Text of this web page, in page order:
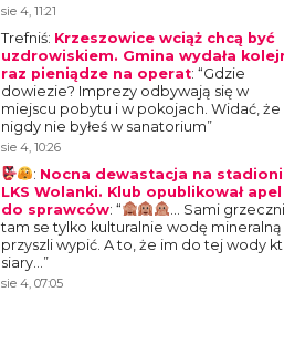
sie 4, 11:21
Trefniś: Krzeszowice wciąż chcą być
uzdrowiskiem. Gmina wydała
raz pieniądze na operat: “Gdzie
dowiezie? Imprezy odbywają się w
miejscu pobytu i w pokojach. Widać, że
nigdy nie byłeś w sanatorium”
sie 4, 10:26
: Nocna dewastacja na
LKS Wolanki. Klub opublikował apel
do sprawców: “
… Sami grzeczni
tam se tylko kulturalnie wodę mineralną
przyszli wypić. A to, że im do tej wody
siary…”
sie 4, 07:05